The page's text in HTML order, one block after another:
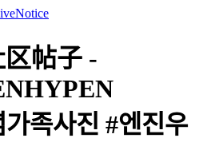
Notice
帖子 -
족사진 #엔진우